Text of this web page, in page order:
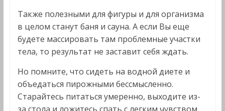
Также полезными для фигуры и для организма
в целом станут баня и сауна. А если Вы еще
будете массировать там проблемные участки
тела, то результат не заставит себя ждать.
Но помните, что сидеть на водной диете и
объедаться пирожными бессмысленно.
Старайтесь питаться умеренно, выходите из-